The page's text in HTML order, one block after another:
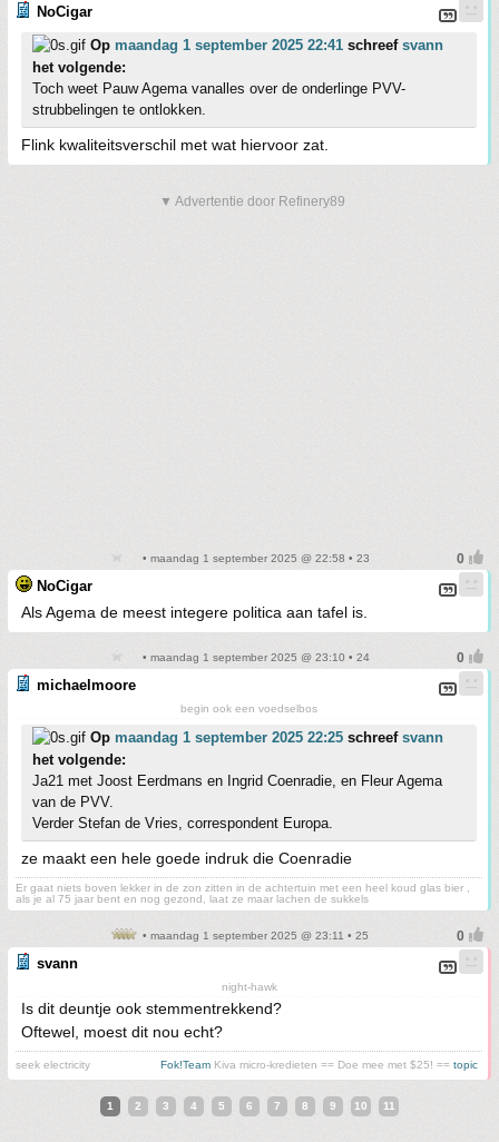
NoCigar
Op maandag 1 september 2025 22:41 schreef svann
het volgende:
Toch weet Pauw Agema vanalles over de onderlinge PVV-
strubbelingen te ontlokken.
Flink kwaliteitsverschil met wat hiervoor zat.
▼ Advertentie door Refinery89
• maandag 1 september 2025 @ 22:58 • 23
NoCigar
Als Agema de meest integere politica aan tafel is.
• maandag 1 september 2025 @ 23:10 • 24
michaelmoore
begin ook een voedselbos
Op maandag 1 september 2025 22:25 schreef svann
het volgende:
Ja21 met Joost Eerdmans en Ingrid Coenradie, en Fleur Agema
van de PVV.
Verder Stefan de Vries, correspondent Europa.
ze maakt een hele goede indruk die Coenradie
Er gaat niets boven lekker in de zon zitten in de achtertuin met een heel koud glas bier ,
als je al 75 jaar bent en nog gezond, laat ze maar lachen de sukkels
• maandag 1 september 2025 @ 23:11 • 25
svann
night-hawk
Is dit deuntje ook stemmentrekkend?
Oftewel, moest dit nou echt?
seek electricity Fok!Team Kiva micro-kredieten == Doe mee met $25! == topic
1 2 3 4 5 6 7 8 9 10 11